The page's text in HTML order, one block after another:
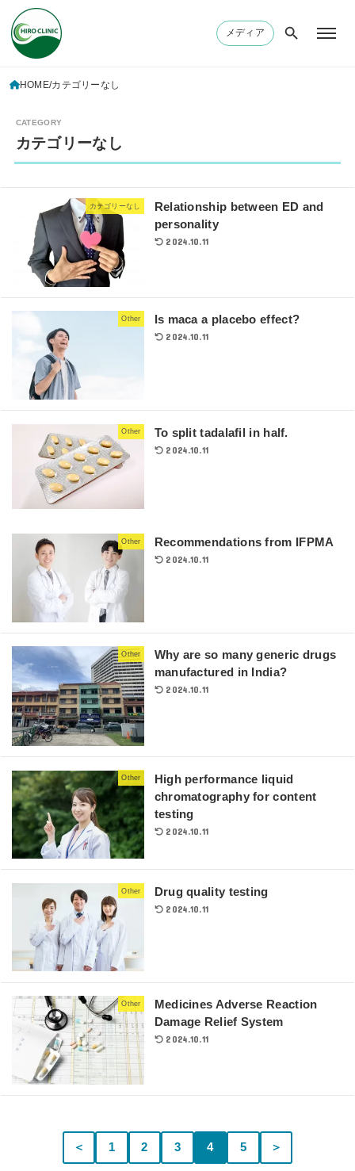
メディア
HOME カテゴリーなし
カテゴリーなし
カテゴリーなし
Relationship between ED and
personality
2024.10.11
Other Is maca a placebo effect?
2024.10.11
Other To split tadalafil in half.
2024.10.11
Other Recommendations from IFPMA
2024.10.11
Other
Why are so many generic drugs
manufactured in India?
2024.10.11
Other
High performance liquid
chromatography for content
testing
2024.10.11
Other Drug quality testing
2024.10.11
Other
Medicines Adverse Reaction
Damage Relief System
2024.10.11
＜ 1 2 3 4 5 ＞